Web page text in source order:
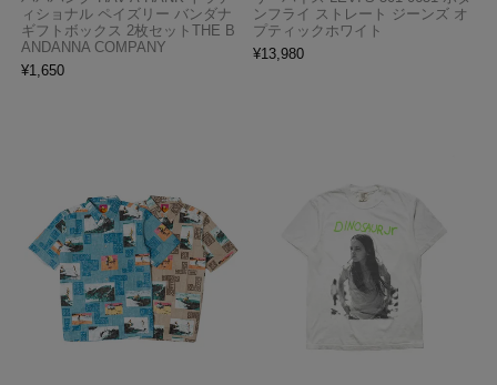
ィショナル ペイズリー バンダナ
ギフトボックス 2枚セットTHE B
ANDANNA COMPANY
¥1,650
ンフライ ストレート ジーンズ オ
プティックホワイト
¥13,980